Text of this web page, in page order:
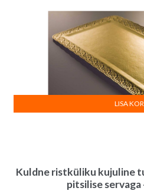
Kuldne ristküliku kujuline
pitsilise servaga
LISA